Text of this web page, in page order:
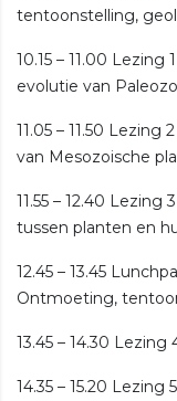
tentoonstelling,
10.15 – 11.00
evolutie van
11.05 – 11.50
van Mesozoische
11.55 – 12.40
tussen planten en
12.45 – 13.45
Ontmoeting,
13.45 – 14.30
14.35 – 15.20